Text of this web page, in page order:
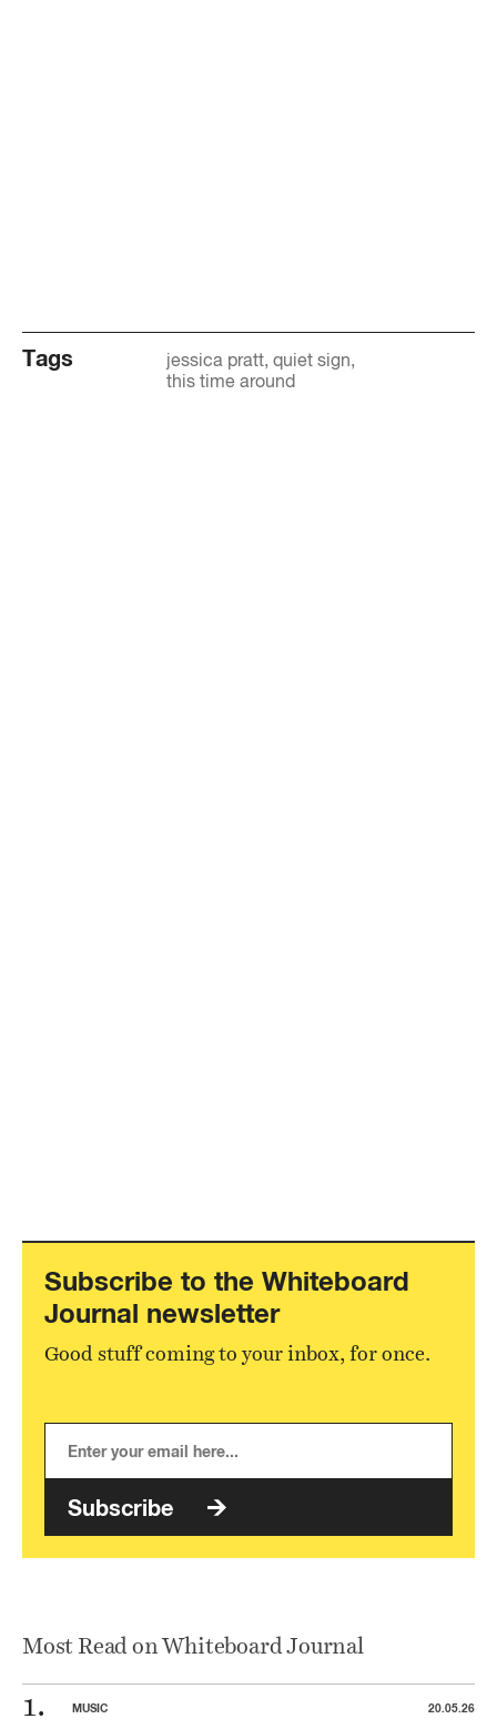
Tags jessica pratt quiet sign
this time around
Subscribe to the Whiteboard
Journal newsletter
Good stuff coming to your inbox, for once.
Subscribe
Most Read on Whiteboard Journal
MUSIC 20.05.26